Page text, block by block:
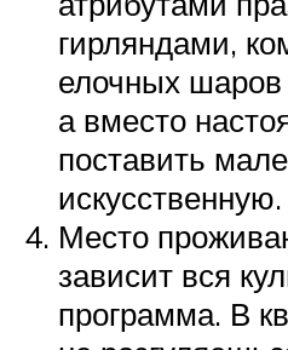
гирляндами,
елочных шаров
а вместо
поставить
искусственную.
Место
зависит вся
программа. В